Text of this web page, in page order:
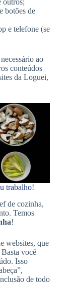
outros;
botões de
e telefone (se
ao
conteúdos
da Loguei,
trabalho!
de cozinha,
Temos
!
websites, que
você
Isso
de todo